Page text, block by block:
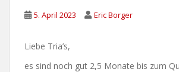
5. April 2023 Eric Borger
Liebe Tria’s,
es sind noch gut 2,5 Monate bis zum